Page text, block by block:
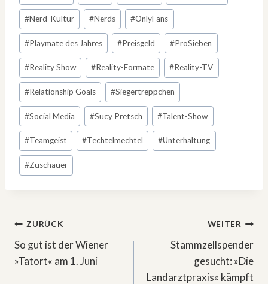
#Nerd-Kultur #Nerds #OnlyFans
#Playmate des Jahres #Preisgeld #ProSieben
#Reality Show #Reality-Formate #Reality-TV
#Relationship Goals #Siegertreppchen
#Social Media #Sucy Pretsch #Talent-Show
#Teamgeist #Techtelmechtel #Unterhaltung
#Zuschauer
Beitragsnavigation
ZURÜCK
So gut ist der Wiener
»Tatort« am 1. Juni
WEITER
Stammzellspender
gesucht: »Die
Landarztpraxis« kämpft